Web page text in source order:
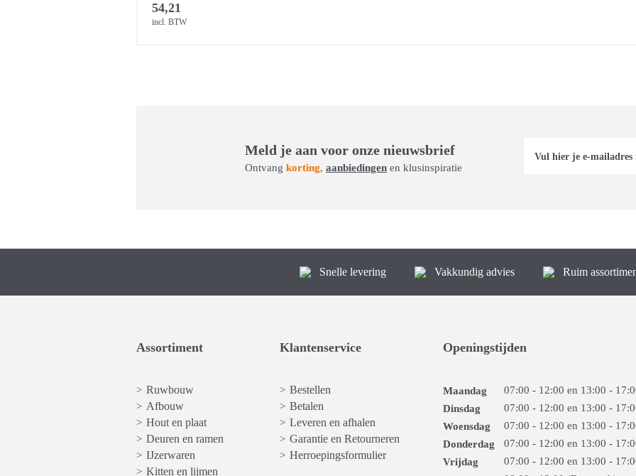
54,21
incl. BTW
Meld je aan voor onze nieuwsbrief
Ontvang korting, aanbiedingen en klusinspiratie
Snelle levering Vakkundig advies Ruim
Assortiment
> Ruwbouw
> Afbouw
> Hout en plaat
> Deuren en ramen
> IJzerwaren
> Kitten en lijmen
Klantenservice
> Bestellen
> Betalen
> Leveren en afhalen
> Garantie en Retourneren
> Herroepingsformulier
Openingstijden
Maandag
07:00 - 12:00 en 13:00 -
Dinsdag
07:00 - 12:00 en 13:00 -
Woensdag
07:00 - 12:00 en 13:00 -
Donderdag
07:00 - 12:00 en 13:00 -
Vrijdag
07:00 - 12:00 en 13:00 -